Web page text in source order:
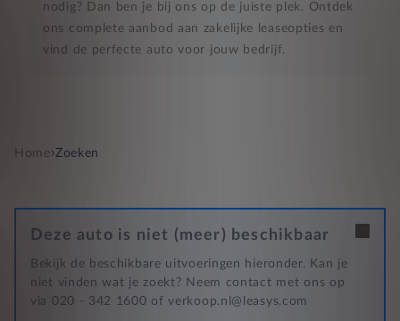
nodig? Dan ben je bij ons op de juiste plek. Ontdek
ons complete aanbod aan zakelijke leaseopties en
vind de perfecte auto voor jouw bedrijf.
Home›Zoeken
Deze auto is niet (meer) beschikbaar
Bekijk de beschikbare uitvoeringen hieronder. Kan je
niet vinden wat je zoekt? Neem contact met ons op
via 020 - 342 1600 of verkoop.nl@leasys.com